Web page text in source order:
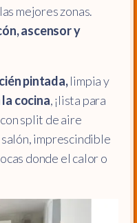
mejores zonas.
ascensor y
pintada,limpia y
cocina, ¡lista para
split de aire
imprescindible
donde el calor o